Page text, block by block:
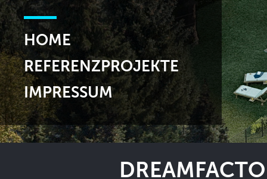
HOME
REFERENZPROJEKTE
IMPRESSUM